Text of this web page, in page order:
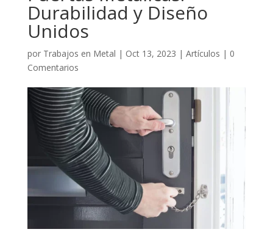
Durabilidad y Diseño
Unidos
por Trabajos en Metal | Oct 13, 2023 | Artículos | 0
Comentarios